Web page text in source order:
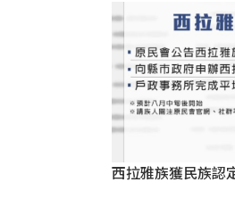
西拉雅族獲民族認